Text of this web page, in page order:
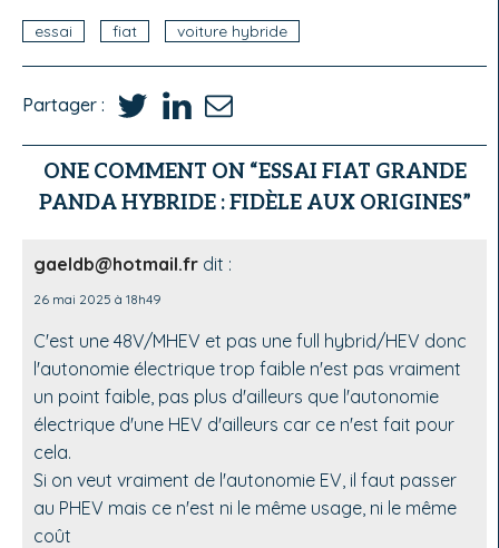
essai fiat voiture hybride
Partager :
ONE COMMENT ON “ESSAI FIAT GRANDE
PANDA HYBRIDE : FIDÈLE AUX ORIGINES”
gaeldb@hotmail.fr dit :
26 mai 2025 à 18h49
C'est une 48V/MHEV et pas une full hybrid/HEV donc
l'autonomie électrique trop faible n'est pas vraiment
un point faible, pas plus d'ailleurs que l'autonomie
électrique d'une HEV d'ailleurs car ce n'est fait pour
cela.
Si on veut vraiment de l'autonomie EV, il faut passer
au PHEV mais ce n'est ni le même usage, ni le même
coût